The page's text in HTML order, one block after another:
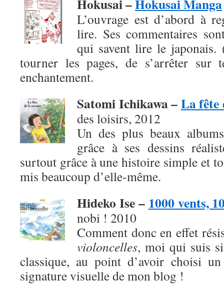
Hokusai –Hokusai Manga
L’ouvrage est d’abord à
lire. Ses commentaires
qui savent lire le
tourner les pages, de s’arrêter sur
enchantement.
Satomi Ichikawa –La fête
des loisirs, 2012
Un des plus beaux
grâce à ses dessins
surtout grâce à une histoire simple et
mis beaucoup d’elle-même.
Hideko Ise – 1000 vents,
nobi ! 2010
Comment donc en effet
violoncelles, moi qui suis
classique, au point d’avoir choisi
signature visuelle de mon blog !